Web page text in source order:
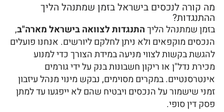
מה קורה לנכסים בישראל בזמן שמתנהל הליך
ההתנגדות?
בזמן שמתנהל הליךהתנגדות לצוואה בישראל מארה"ב,
הנכסים מוקפאים ולא ניתן לחלקם ליורשים. אנחנו פועלים
להגשת בקשות לצווי מניעה במידת הצורך כדי למנוע
מכירת נדל"ן או ריקון חשבונות בנק על ידי גורמים
אינטרסנטיים. במקרים מסוימים, נבקש מינוי מנהל עיזבון
זמני שישמור על הנכסים ויבטיח שהם לא ייפגעו עד למתן
פסק דין סופי.